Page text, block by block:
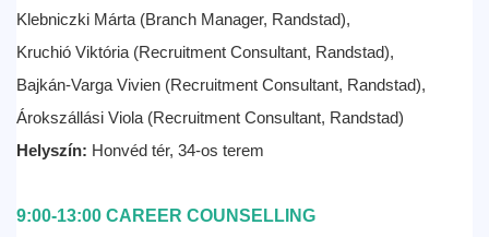
Klebniczki Márta (Branch Manager, Randstad),
Kruchió Viktória (Recruitment Consultant, Randstad),
Bajkán-Varga Vivien (Recruitment Consultant, Randstad),
Árokszállási Viola (Recruitment Consultant, Randstad)
Helyszín: Honvéd tér, 34-os terem
9:00-13:00 CAREER COUNSELLING